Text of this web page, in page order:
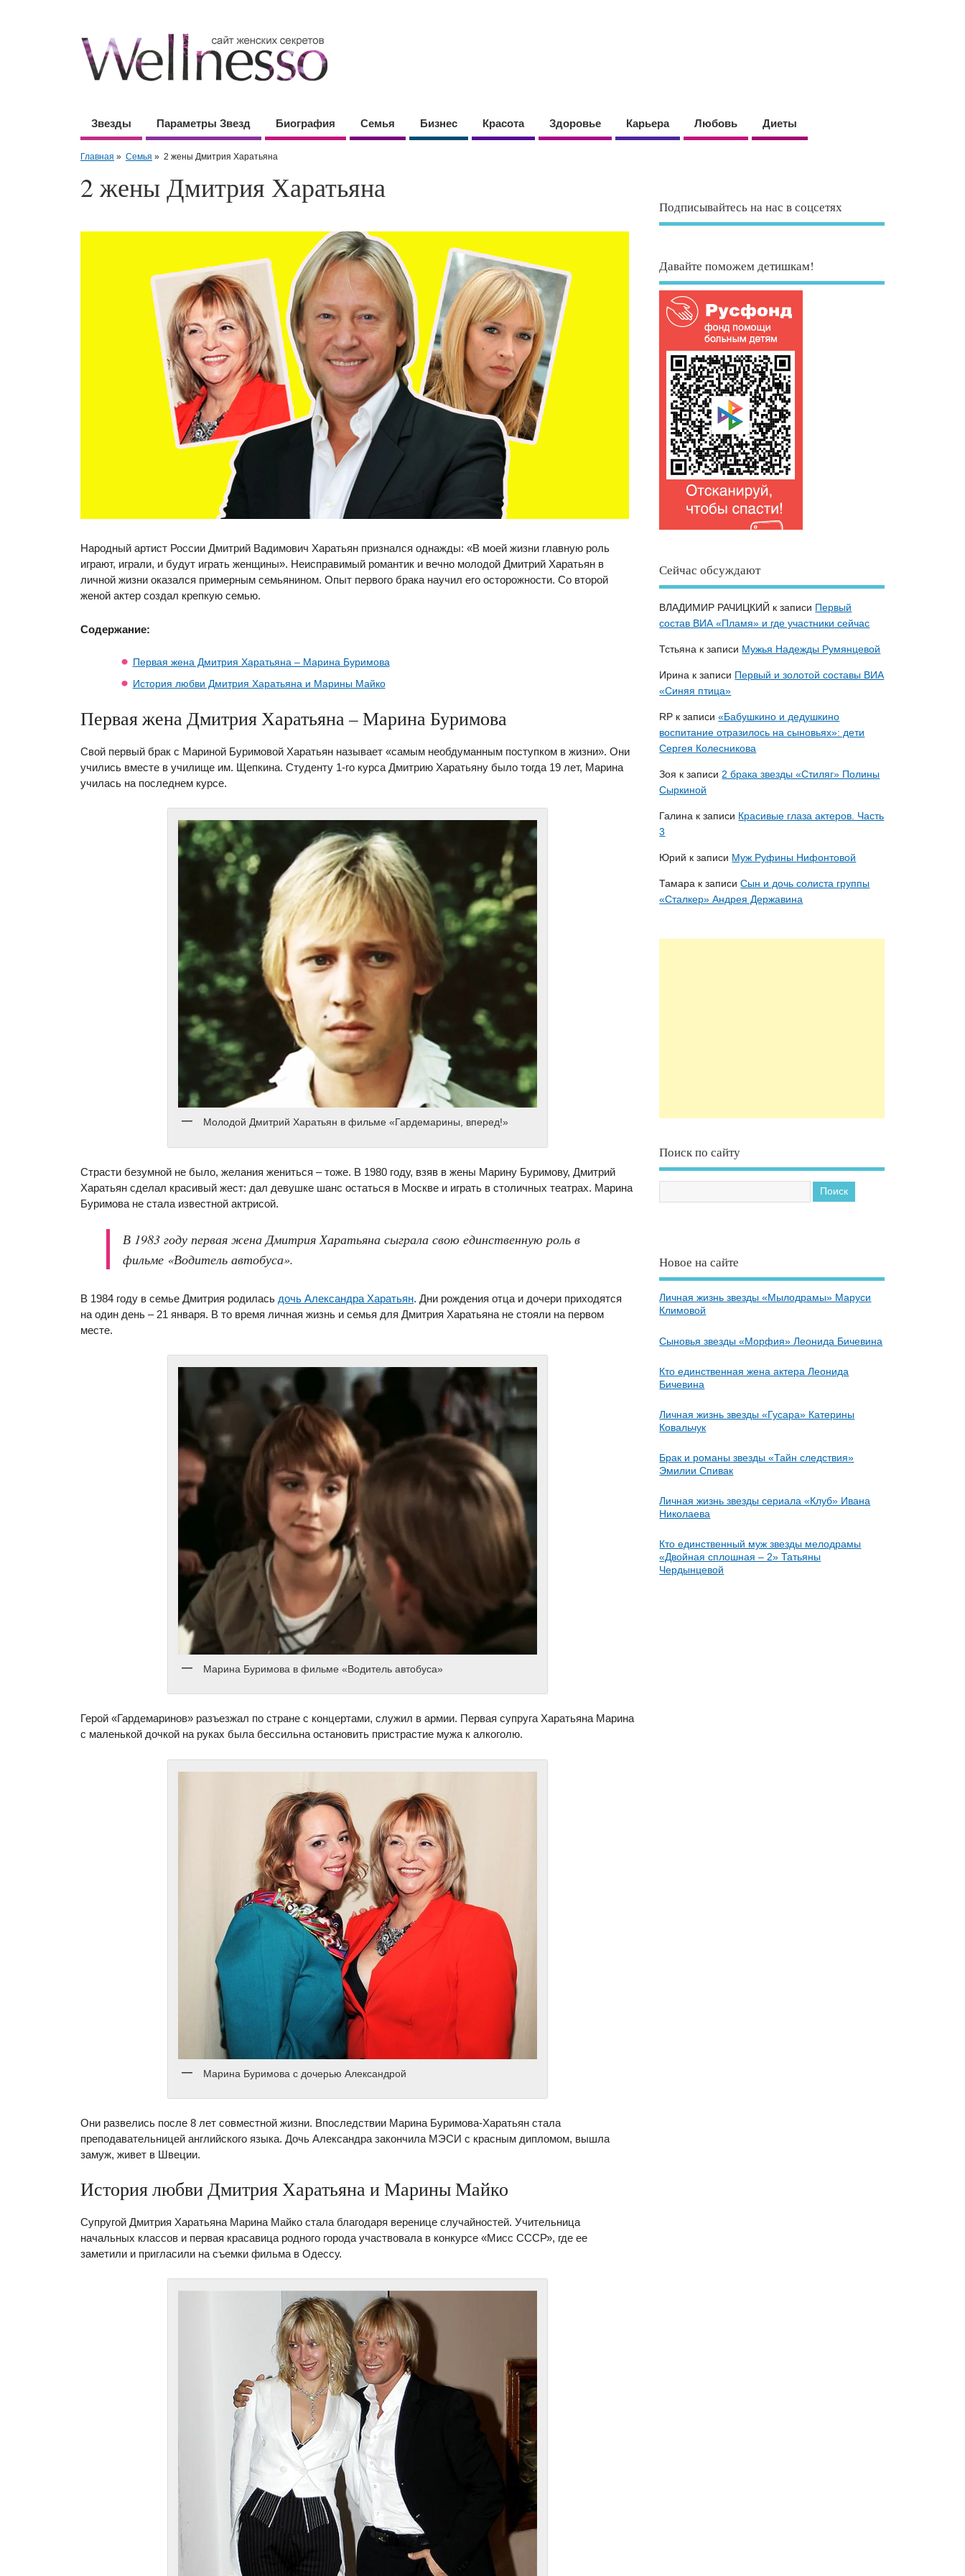
Звезды Параметры Звезд Биография Семья Бизнес Красота Здоровье Карьера Любовь Диеты
Главная » Семья » 2 жены Дмитрия Харатьяна
2 жены Дмитрия Харатьяна
Народный артист России Дмитрий Вадимович Харатьян признался однажды: «В моей жизни главную роль
играют, играли, и будут играть женщины». Неисправимый романтик и вечно молодой Дмитрий Харатьян в
личной жизни оказался примерным семьянином. Опыт первого брака научил его осторожности. Со второй
женой актер создал крепкую семью.
Содержание:
Первая жена Дмитрия Харатьяна – Марина Буримова
История любви Дмитрия Харатьяна и Марины Майко
Первая жена Дмитрия Харатьяна – Марина Буримова
Свой первый брак с Мариной Буримовой Харатьян называет «самым необдуманным поступком в жизни». Они
учились вместе в училище им. Щепкина. Студенту 1-го курса Дмитрию Харатьяну было тогда 19 лет, Марина
училась на последнем курсе.
Молодой Дмитрий Харатьян в фильме «Гардемарины, вперед!»
Страсти безумной не было, желания жениться – тоже. В 1980 году, взяв в жены Марину Буримову, Дмитрий
Харатьян сделал красивый жест: дал девушке шанс остаться в Москве и играть в столичных театрах. Марина
Буримова не стала известной актрисой.
В 1983 году первая жена Дмитрия Харатьяна сыграла свою единственную роль в
фильме «Водитель автобуса».
В 1984 году в семье Дмитрия родилась дочь Александра Харатьян. Дни рождения отца и дочери приходятся
на один день – 21 января. В то время личная жизнь и семья для Дмитрия Харатьяна не стояли на первом
месте.
Марина Буримова в фильме «Водитель автобуса»
Герой «Гардемаринов» разъезжал по стране с концертами, служил в армии. Первая супруга Харатьяна Марина
с маленькой дочкой на руках была бессильна остановить пристрастие мужа к алкоголю.
Марина Буримова с дочерью Александрой
Они развелись после 8 лет совместной жизни. Впоследствии Марина Буримова-Харатьян стала
преподавательницей английского языка. Дочь Александра закончила МЭСИ с красным дипломом, вышла
замуж, живет в Швеции.
История любви Дмитрия Харатьяна и Марины Майко
Супругой Дмитрия Харатьяна Марина Майко стала благодаря веренице случайностей. Учительница
начальных классов и первая красавица родного города участвовала в конкурсе «Мисс СССР», где ее
заметили и пригласили на съемки фильма в Одессу.
Подписывайтесь на нас в соцсетях
Давайте поможем детишкам!
Сейчас обсуждают
ВЛАДИМИР РАЧИЦКИЙ к записи Первый
состав ВИА «Пламя» и где участники сейчас
Тстьяна к записи Мужья Надежды Румянцевой
Ирина к записи Первый и золотой составы ВИА
«Синяя птица»
RP к записи«Бабушкино и дедушкино
воспитание отразилось на сыновьях»: дети
Сергея Колесникова
Зоя к записи 2 брака звезды «Стиляг» Полины
Сыркиной
Галина к записи Красивые глаза актеров. Часть
3
Юрий к записи Муж Руфины Нифонтовой
Тамара к записиСын и дочь солиста группы
«Сталкер» Андрея Державина
Поиск по сайту
Новое на сайте
Личная жизнь звезды «Мылодрамы» Маруси
Климовой
Сыновья звезды «Морфия» Леонида Бичевина
Кто единственная жена актера Леонида
Бичевина
Личная жизнь звезды «Гусара» Катерины
Ковальчук
Брак и романы звезды «Тайн следствия»
Эмилии Спивак
Личная жизнь звезды сериала «Клуб» Ивана
Николаева
Кто единственный муж звезды мелодрамы
«Двойная сплошная – 2» Татьяны
Чердынцевой